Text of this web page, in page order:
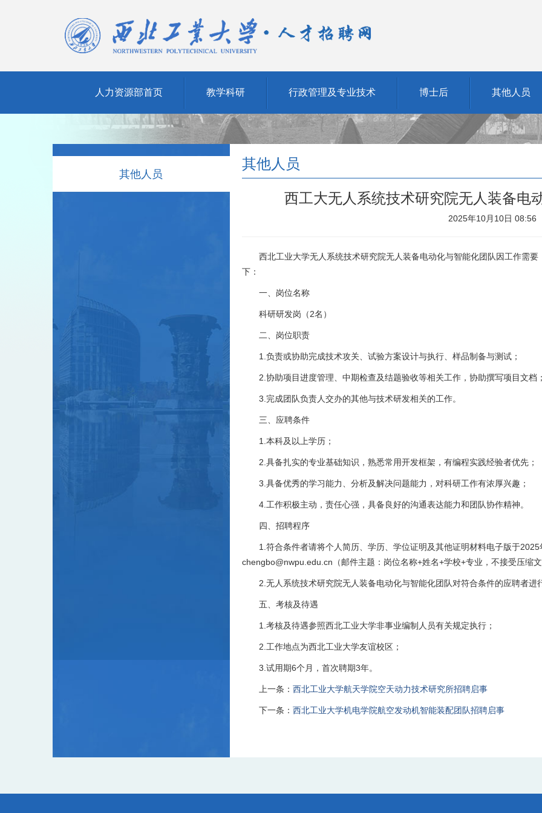
人力资源部首页 教学科研 行政管理及专业技术 博士后 其他人员
其他人员
其他人员
西工大无人系统技术研究院无人装备电
2025年10月10日 08:56
西北工业大学无人系统技术研究院无人装备电动化与智能化团队因工作需
下：
一、岗位名称
科研研发岗（2名）
二、岗位职责
1.负责或协助完成技术攻关、试验方案设计与执行、样品制备与测试；
2.协助项目进度管理、中期检查及结题验收等相关工作，协助撰写项目文档
3.完成团队负责人交办的其他与技术研发相关的工作。
三、应聘条件
1.本科及以上学历；
2.具备扎实的专业基础知识，熟悉常用开发框架，有编程实践经验者优先；
3.具备优秀的学习能力、分析及解决问题能力，对科研工作有浓厚兴趣；
4.工作积极主动，责任心强，具备良好的沟通表达能力和团队协作精神。
四、招聘程序
1.符合条件者请将个人简历、学历、学位证明及其他证明材料电子版于
chengbo@nwpu.edu.cn（邮件主题：岗位名称+姓名+学校+专业，不接受压缩
2.无人系统技术研究院无人装备电动化与智能化团队对符合条件的应聘者进
五、考核及待遇
1.考核及待遇参照西北工业大学非事业编制人员有关规定执行；
2.工作地点为西北工业大学友谊校区；
3.试用期6个月，首次聘期3年。
上一条： 西北工业大学航天学院空天动力技术研究所招聘启事
下一条： 西北工业大学机电学院航空发动机智能装配团队招聘启事